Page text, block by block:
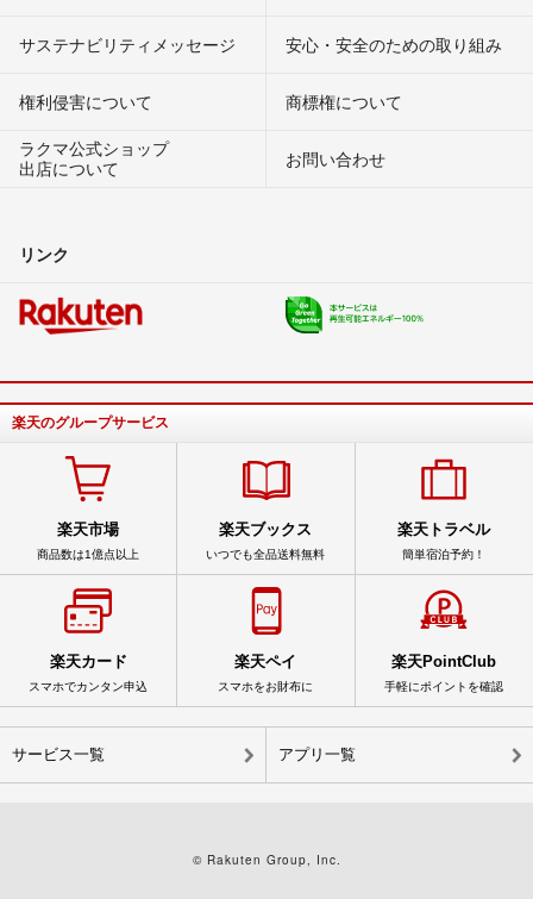
サステナビリティメッセージ 安心・安全のための取り組み
権利侵害について
商標権について
ラクマ公式ショップ
出店について
お問い合わせ
リンク
楽天のグループサービス
楽天市場
商品数は1億点以上
楽天ブックス
いつでも全品送料無料
楽天トラベル
簡単宿泊予約！
楽天カード
スマホでカンタン申込
楽天ペイ
スマホをお財布に
楽天PointClub
手軽にポイントを確認
サービス一覧 アプリ一覧
© Rakuten Group, Inc.